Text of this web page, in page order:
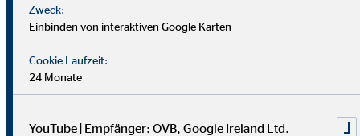
Zweck:
Einbinden von interaktiven Google Karten
Cookie Laufzeit:
24 Monate
YouTube | Empfänger: OVB, Google Ireland Ltd.